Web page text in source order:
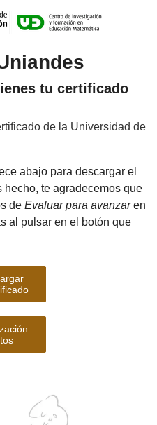
tu certificado
de la Universidad de
abajo para descargar el
te agradecemos que
de Evaluar para avanzaren
al pulsar en el botón que